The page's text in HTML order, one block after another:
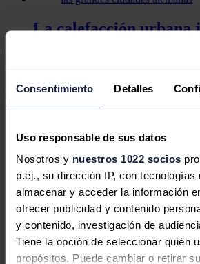
Consentimiento Detalles
Uso responsable de sus datos
Nosotros y nuestros 1022 socios
p.ej., su dirección IP, con
almacenar y acceder la información
ofrecer publicidad y contenido
y contenido, investigación de
Tiene la opción de seleccionar quién
propósitos. Puede cambiar o retirar
La calefacción urbana
José A. Roca 07/08/2026
Bruselas se prepara
impacto del eclipse
sistema eléctrico
Redacción06/08/2026